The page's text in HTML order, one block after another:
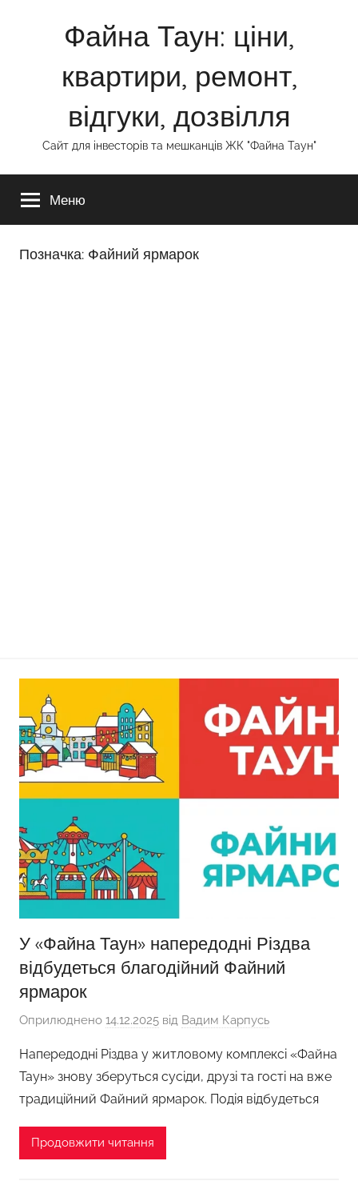
Файна Таун: ціни,
квартири, ремонт,
відгуки, дозвілля
Сайт для інвесторів та мешканців ЖК "Файна Таун"
Меню
Позначка: Файний ярмарок
У «Файна Таун» напередодні Різдва
відбудеться благодійний Файний
ярмарок
Оприлюднено 14.12.2025 від Вадим Карпусь
Напередодні Різдва у житловому комплексі «Файна
Таун» знову зберуться сусіди, друзі та гості на вже
традиційний Файний ярмарок. Подія відбудеться
Продовжити читання